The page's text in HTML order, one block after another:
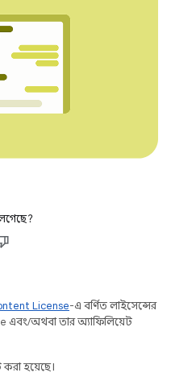
License-এ বর্ণিত লাইসেন্সের
এবং/অথবা তার অ্যাফিলিয়েট
হয়েছে।